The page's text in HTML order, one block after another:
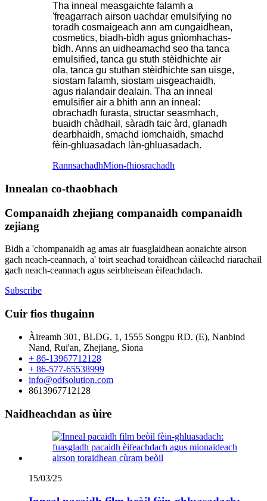
Tha inneal measgaichte falamh a
'freagarrach airson uachdar emulsifying no
toradh cosmaigeach ann am cungaidhean,
cosmetics, biadh-bìdh agus gnìomhachas-
bìdh. Anns an uidheamachd seo tha tanca
emulsified, tanca gu stuth stèidhichte air
ola, tanca gu stuthan stèidhichte san uisge,
siostam falamh, siostam uisgeachaidh,
agus rialandair dealain. Tha an inneal
emulsifier air a bhith ann an inneal:
obrachadh furasta, structar seasmhach,
buaidh chàdhail, sàradh taic àrd, glanadh
dearbhaidh, smachd iomchaidh, smachd
fèin-ghluasadach làn-ghluasadach.
RannsachadhMion-fhiosrachadh
Innealan co-thaobhach
Companaidh zhejiang companaidh companaidh
zejiang
Bidh a 'chompanaidh ag amas air fuasglaidhean aonaichte airson
gach neach-ceannach, a' toirt seachad toraidhean càileachd riarachail
gach neach-ceannach agus seirbheisean èifeachdach.
Subscribe
Cuir fios thugainn
Àireamh 301, BLDG. 1, 1555 Songpu RD. (E), Nanbind
Nand, Rui'an, Zhejiang, Sìona
+ 86-13967712128
+ 86-577-65538999
info@odfsolution.com
8613967712128
Naidheachdan as ùire
15/03/25